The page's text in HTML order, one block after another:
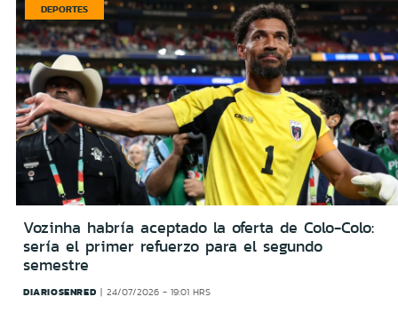
DEPORTES
Vozinha habría aceptado la oferta de Colo-Colo:
sería el primer refuerzo para el segundo
semestre
DIARIOSENRED 24/07/2026 - 19:01 HRS